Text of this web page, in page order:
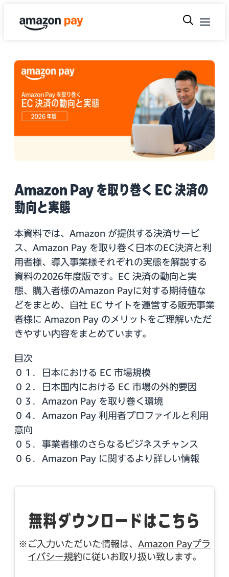
Amazon Pay を取り巻く EC 決済の
動向と実態
本資料では、Amazon が提供する決済サービ
ス、Amazon Pay を取り巻く日本のEC決済と利
用者様、導入事業様それぞれの実態を解説する
資料の2026年度版です。EC 決済の動向と実
態、購入者様のAmazon Payに対する期待値な
どをまとめ、自社 EC サイトを運営する販売事業
者様に Amazon Pay のメリットをご理解いただ
きやすい内容をまとめています。
目次
０１．日本における EC 市場規模
０２．日本国内における EC 市場の外的要因
０３．Amazon Pay を取り巻く環境
０４．Amazon Pay 利用者プロファイルと利用
意向
０５．事業者様のさらなるビジネスチャンス
０６．Amazon Pay に関するより詳しい情報
無料ダウンロードはこちら
※ご入力いただいた情報は、 Amazon Payプラ
イバシー規約に従いお取り扱い致します。